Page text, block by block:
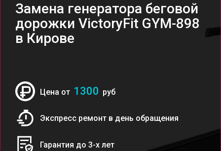
Замена генератора беговой
дорожки VictoryFit GYM-898
в Кирове
Цена от 1300 руб
Экспресс ремонт в день обращения
Гарантия до 3-х лет